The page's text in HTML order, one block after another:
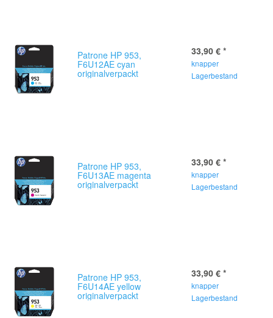
Patrone HP 953,
F6U12AE cyan
originalverpackt
33,90 € *
knapper
Lagerbestand
Patrone HP 953,
F6U13AE magenta
originalverpackt
33,90 € *
knapper
Lagerbestand
Patrone HP 953,
F6U14AE yellow
originalverpackt
33,90 € *
knapper
Lagerbestand